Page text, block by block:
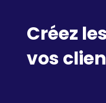
Créez
vos